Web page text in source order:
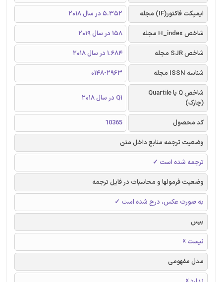
ایمپکت فاکتور(IF) مجله
5.352 در سال 2018
شاخص H_index مجله
158 در سال 2019
شاخص SJR مجله
1.684 در سال 2018
شناسه ISSN مجله
0148-2963
شاخص Q یا Quartile
(چارک)
Q1 در سال 2018
کد محصول
10365
وضعیت ترجمه منابع داخل متن
ترجمه شده است ✓
وضعیت فرمولها و محاسبات در فایل ترجمه
به صورت عکس، درج شده است ✓
بیس
نیست ☓
مدل مفهومی